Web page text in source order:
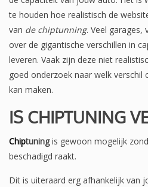
te houden hoe realistisch de
van de chiptunning. Veel garages,
over de gigantische verschillen in
leveren. Vaak zijn deze niet
goed onderzoek naar welk
kan maken.
IS CHIPTUNING
Chiptuningis gewoon mogelijk
beschadigd raakt.
Dit is uiteraard erg afhankelijk van